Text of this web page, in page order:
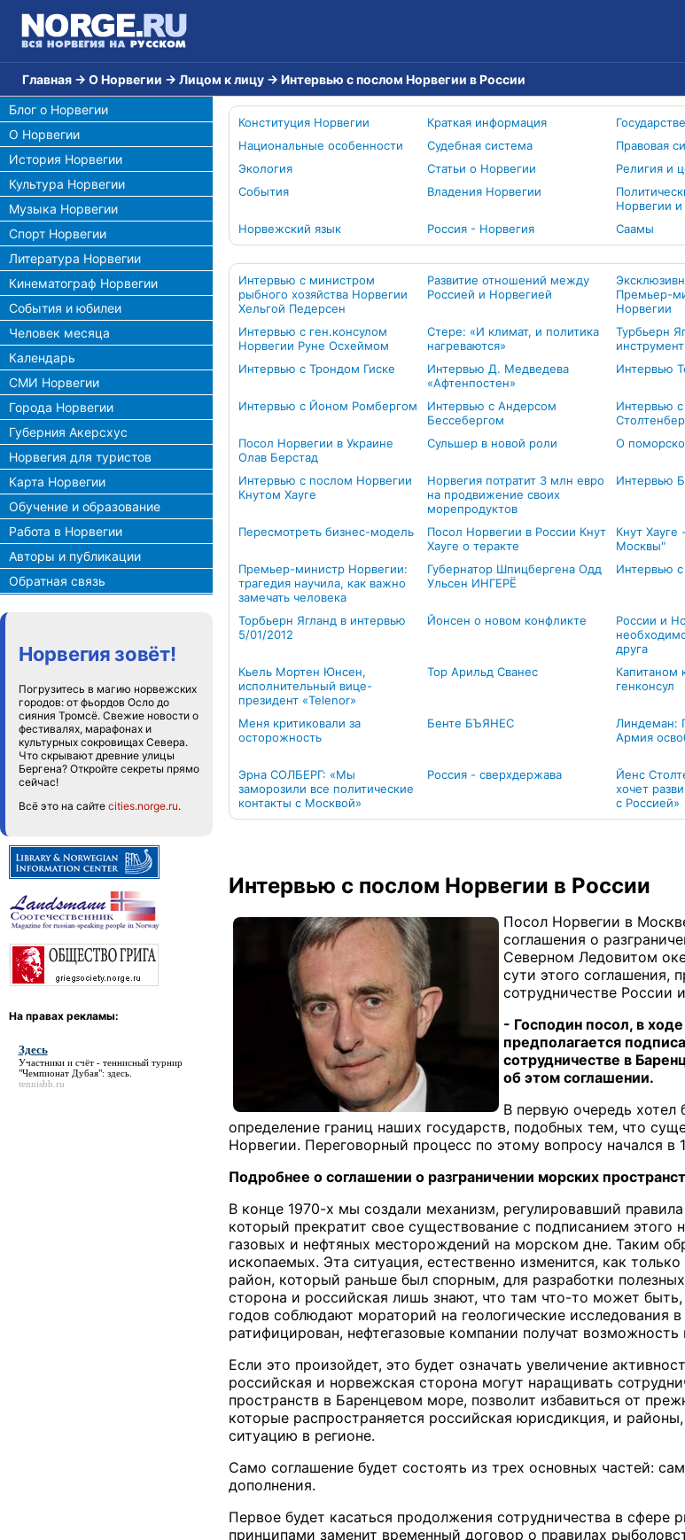
Главная → О Норвегии → Лицом к лицу → Интервью с послом Норвегии в России
Блог о Норвегии
О Норвегии
История Норвегии
Культура Норвегии
Музыка Норвегии
Спорт Норвегии
Литература Норвегии
Кинематограф Норвегии
События и юбилеи
Человек месяца
Календарь
СМИ Норвегии
Города Норвегии
Губерния Акерсхус
Норвегия для туристов
Карта Норвегии
Обучение и образование
Работа в Норвегии
Авторы и публикации
Обратная связь
Норвегия зовёт!
Погрузитесь в магию норвежских
городов: от фьордов Осло до
сияния Тромсё. Свежие новости о
фестивалях, марафонах и
культурных сокровищах Севера.
Что скрывают древние улицы
Бергена? Откройте секреты прямо
сейчас!
Всё это на сайте cities.norge.ru.
На правах рекламы:
Здесь
Участники и счёт - теннисный турнир
"Чемпионат Дубая": здесь.
tennisbb.ru
Конституция Норвегии Краткая информация
Национальные особенности
Судебная система Правовая
Экология
Статьи о Норвегии Религия и
События
Владения Норвегии
Норвегии и
Норвежский язык Россия - Норвегия Cаамы
Интервью с министром
рыбного хозяйства Норвегии
Хельгой Педерсен
Развитие отношений между
Россией и Норвегией
Премьер-
Норвегии
Интервью с ген.консулом
Норвегии Руне Осхеймом
Стере: «И климат, и политика
нагреваются»
Турбьерн
Интервью с Трондом Гиске
Интервью Д. Медведева
«Афтенпостен»
Интервью
Интервью с Йоном Ромбергом
Интервью с Андерсом
Бессебергом
Интервью
Посол Норвегии в Украине
Олав Берстад
Сульшер в новой роли О
Интервью с послом Норвегии
Кнутом Хауге
Норвегия потратит 3 млн евро
на продвижение своих
морепродуктов
Интервью
Пересмотреть бизнес-модель
Посол Норвегии в России Кнут
Хауге о теракте
Кнут Хауге
Москвы"
Премьер-министр Норвегии:
трагедия научила, как важно
замечать человека
Губернатор Шпицбергена Одд
Ульсен ИНГЕРЁ
Интервью
Торбьерн Ягланд в интервью
5/01/2012
Йонсен о новом конфликте
России и
друга
Кьель Мортен Юнсен,
исполнительный вице-
президент «Telenor»
Тор Арильд Сванес
Капитаном
генконсул
Меня критиковали за
осторожность
Бенте БЪЯНЕС
Линдеман:
Армия
Эрна СОЛБЕРГ: «Мы
заморозили все политические
контакты с Москвой»
Россия - сверхдержава
Йенс
хочет
с Россией»
Интервью с послом Норвегии в России
Посол Норвегии в
соглашения о
Северном Ледовитом
сути этого соглашения,
сотрудничестве России
- Господин посол, в
предполагается
сотрудничестве в
об этом соглашении.
В первую очередь
определение границ наших государств, подобных тем, что
Норвегии. Переговорный процесс по этому вопросу начался
Подробнее о соглашении о разграничении морских
В конце 1970-х мы создали механизм, регулировавший
который прекратит свое существование с подписанием
газовых и нефтяных месторождений на морском дне. Таким
ископаемых. Эта ситуация, естественно изменится, как
район, который раньше был спорным, для разработки
сторона и российская лишь знают, что там что-то может
годов соблюдают мораторий на геологические исследования
ратифицирован, нефтегазовые компании получат возможность
Если это произойдет, это будет означать увеличение
российская и норвежская сторона могут наращивать
пространств в Баренцевом море, позволит избавиться от
которые распространяется российская юрисдикция, и
ситуацию в регионе.
Само соглашение будет состоять из трех основных частей:
дополнения.
Первое будет касаться продолжения сотрудничества в
принципами заменит временный договор о правилах